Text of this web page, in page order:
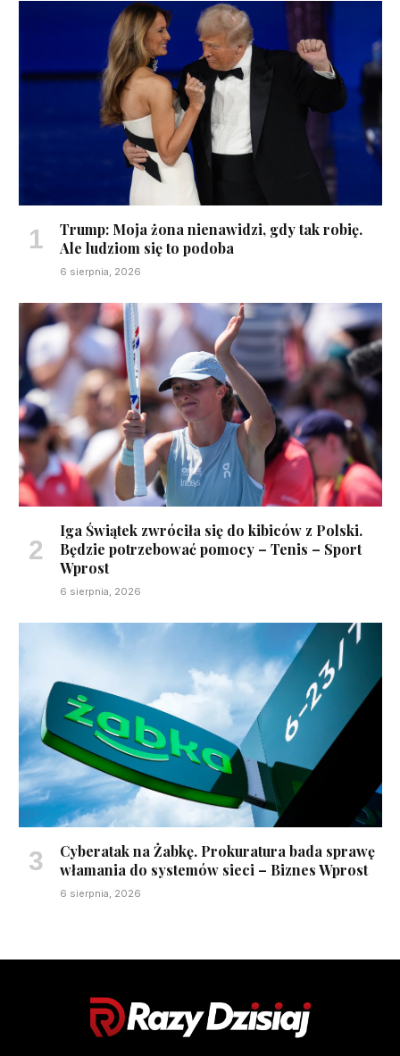
Trump: Moja żona nienawidzi, gdy tak robię.
Ale ludziom się to podoba
6 sierpnia, 2026
Iga Świątek zwróciła się do kibiców z Polski.
Będzie potrzebować pomocy – Tenis – Sport
Wprost
6 sierpnia, 2026
Cyberatak na Żabkę. Prokuratura bada sprawę
włamania do systemów sieci – Biznes Wprost
6 sierpnia, 2026